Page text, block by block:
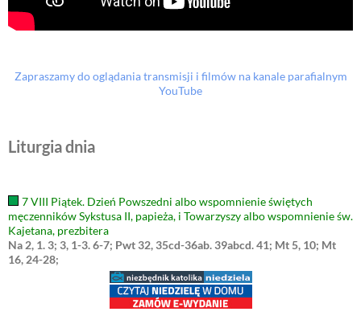
Zapraszamy do oglądania transmisji i filmów na kanale parafialnym
YouTube
Liturgia dnia
7 VIII Piątek. Dzień Powszedni albo wspomnienie świętych
męczenników Sykstusa II, papieża, i Towarzyszy albo wspomnienie św.
Kajetana, prezbitera
Na 2, 1. 3; 3, 1-3. 6-7; Pwt 32, 35cd-36ab. 39abcd. 41; Mt 5, 10; Mt
16, 24-28;